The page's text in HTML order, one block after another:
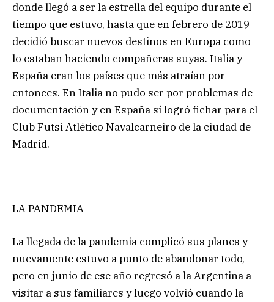
donde llegó a ser la estrella del equipo durante el
tiempo que estuvo, hasta que en febrero de 2019
decidió buscar nuevos destinos en Europa como
lo estaban haciendo compañeras suyas. Italia y
España eran los países que más atraían por
entonces. En Italia no pudo ser por problemas de
documentación y en España sí logró fichar para el
Club Futsi Atlético Navalcarneiro de la ciudad de
Madrid.
LA PANDEMIA
La llegada de la pandemia complicó sus planes y
nuevamente estuvo a punto de abandonar todo,
pero en junio de ese año regresó a la Argentina a
visitar a sus familiares y luego volvió cuando la